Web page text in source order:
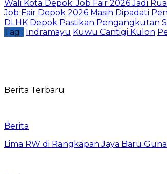
Wali Kota Depok: Job Fair 2026 Jadi
Job Fair Depok 2026 Masih Dipadati
DLHK Depok Pastikan Pengangkutan
Tag : Indramayu Kuwu Cantigi Kulon
Berita Terbaru
Berita
Lima RW di Rangkapan Jaya Baru